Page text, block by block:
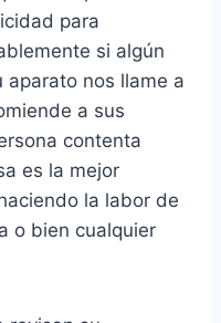
para
si algún
aparato nos llame a
a sus
contenta
es la mejor
la labor de
o bien cualquier